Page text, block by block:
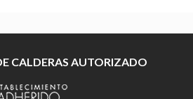
CALDERAS AUTORIZADO